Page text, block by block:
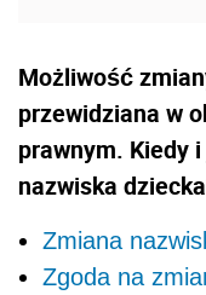
Możliwość
przewidziana w
prawnym. Kiedy
nazwiska
Zmiana
Zgoda na